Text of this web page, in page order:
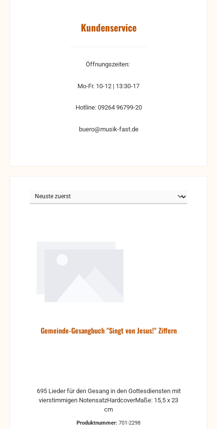
Kundenservice
Öffnungszeiten:
Mo-Fr. 10-12 | 13:30-17
Hotline: 09264 96799-20
buero@musik-fast.de
Gemeinde-Gesangbuch "Singt von Jesus!" Ziffern
695 Lieder für den Gesang in den Gottesdiensten mit
vierstimmigen NotensatzHardcoverMaße: 15,5 x 23
cm
Produktnummer: 701-2298